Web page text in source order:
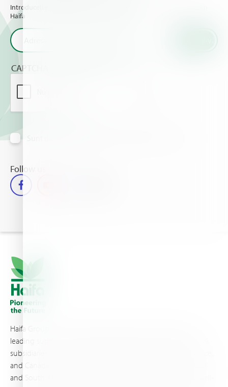
Introduceți email-ul dumneavoastră și primiți ultimele noutăți din
Haifa
CAPTCHA
Follow us
Haifa Group is a multi-national corporation and a global
leading supplier of specialty fertilizers, operating through 19
subsidiaries worldwide, with production sites in Israel, France,
and Canada, as well as proprietary blending facilities in Brazil
and South Africa. Backed by extensive infrastructure and well-